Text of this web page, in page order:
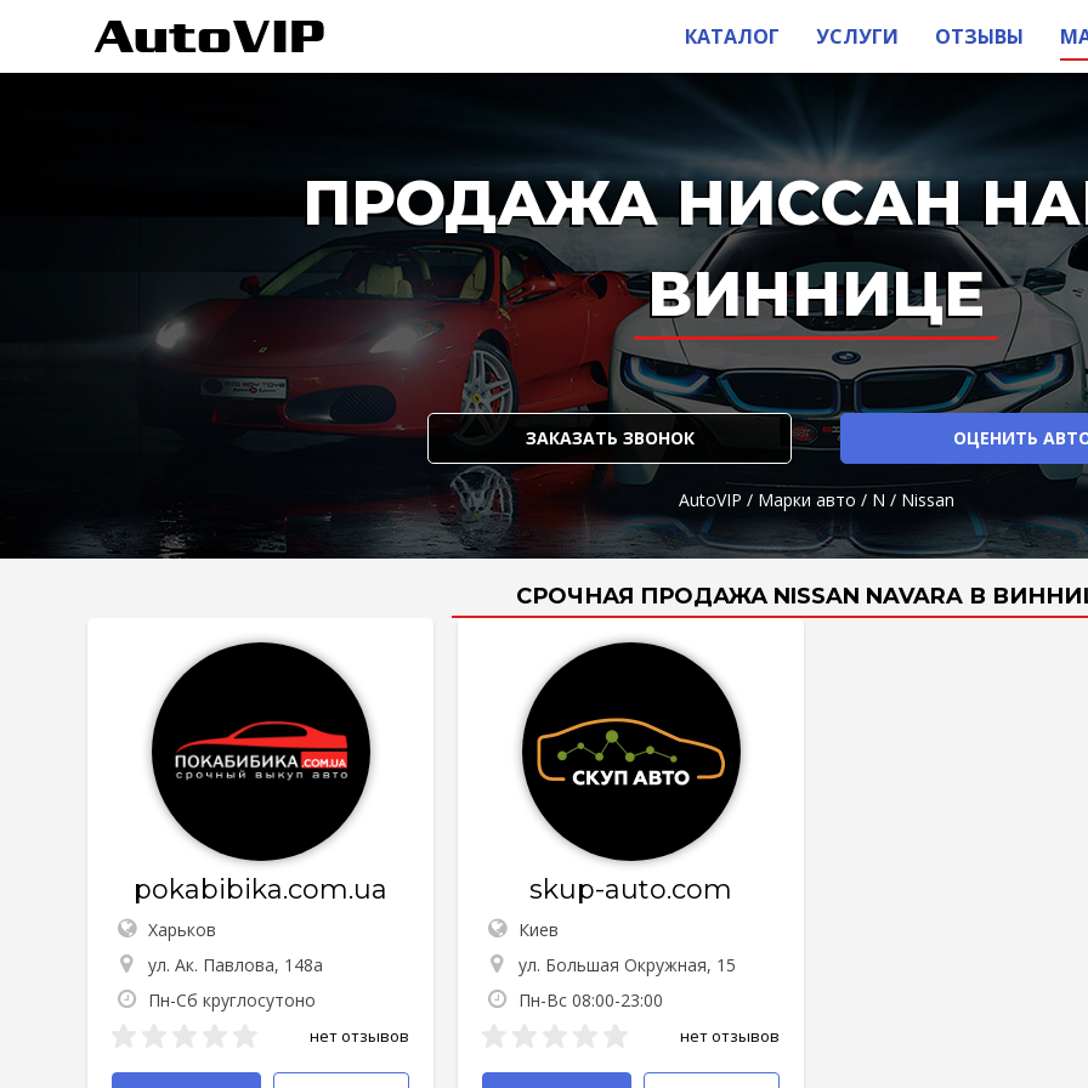
КАТАЛОГ УСЛУГИ ОТЗЫВЫ
ПРОДАЖА НИССАН
ВИННИЦЕ
ЗАКАЗАТЬ ЗВОНОК ОЦЕНИТЬ
AutoVIP / Марки авто / N / Nissan
СРОЧНАЯ ПРОДАЖА NISSAN NAVARA В
pokabibika.com.ua
Харьков
ул. Ак. Павлова, 148а
Пн-Сб круглосутоно
нет отзывов
skup-auto.com
Киев
ул. Большая Окружная, 15
Пн-Вс 08:00-23:00
нет отзывов